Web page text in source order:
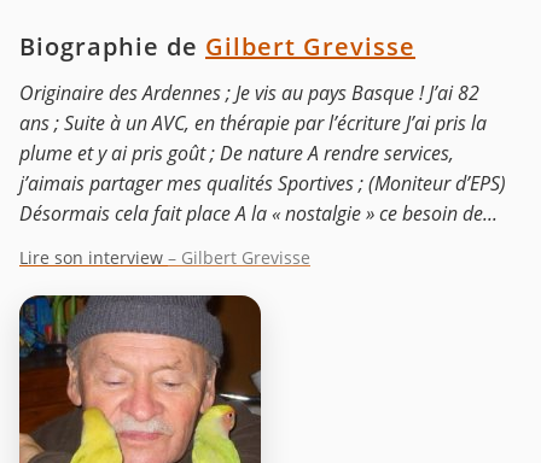
Biographie de Gilbert Grevisse
Originaire des Ardennes ; Je vis au pays Basque ! J’ai 82
ans ; Suite à un AVC, en thérapie par l’écriture J’ai pris la
plume et y ai pris goût ; De nature A rendre services,
j’aimais partager mes qualités Sportives ; (Moniteur d’EPS)
Désormais cela fait place A la « nostalgie » ce besoin de...
Lire son interview – Gilbert Grevisse